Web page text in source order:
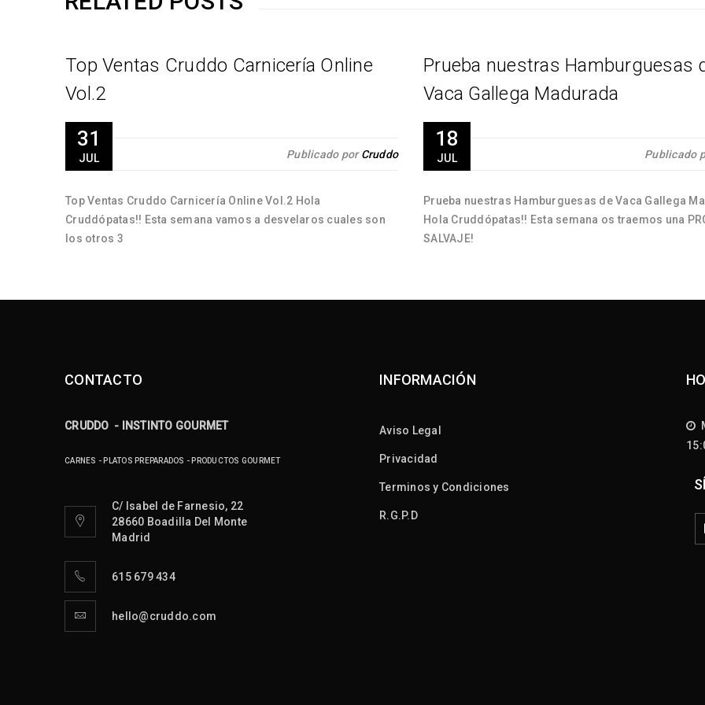
Top Ventas Cruddo Carnicería Online
Vol.2
31
JUL Publicado porCruddo
Top Ventas Cruddo Carnicería Online Vol.2 Hola
Cruddópatas!! Esta semana vamos a desvelaros cuales son
los otros 3
Prueba nuestras Hamburguesas
Vaca Gallega Madurada
18
JUL Publicado
Prueba nuestras Hamburguesas de Vaca Gallega
Hola Cruddópatas!! Esta semana os traemos una
SALVAJE!
CONTACTO
CRUDDO - INSTINTO GOURMET
CARNES - PLATOS PREPARADOS - PRODUCTOS GOURMET
C/ Isabel de Farnesio, 22
28660 Boadilla Del Monte
Madrid
615 679 434
hello@cruddo.com
INFORMACIÓN
Aviso Legal
Privacidad
Terminos y Condiciones
R.G.P.D